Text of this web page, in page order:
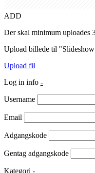
ADD
Der skal minimum uploades
Upload billede til
Upload fil
Log in info -
Username
Email
Adgangskode
Gentag adgangskode
Kategori -